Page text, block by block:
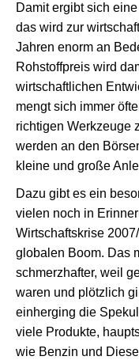
Damit ergibt sich
das wird zur
Jahren enorm an
Rohstoffpreis wird
wirtschaftlichen
mengt sich immer
richtigen Werkzeuge
werden an den
kleine und große
Dazu gibt es ein
vielen noch in
Wirtschaftskrise
globalen Boom. Das
schmerzhafter, weil
waren und plötzlich
einherging die
viele Produkte,
wie Benzin und